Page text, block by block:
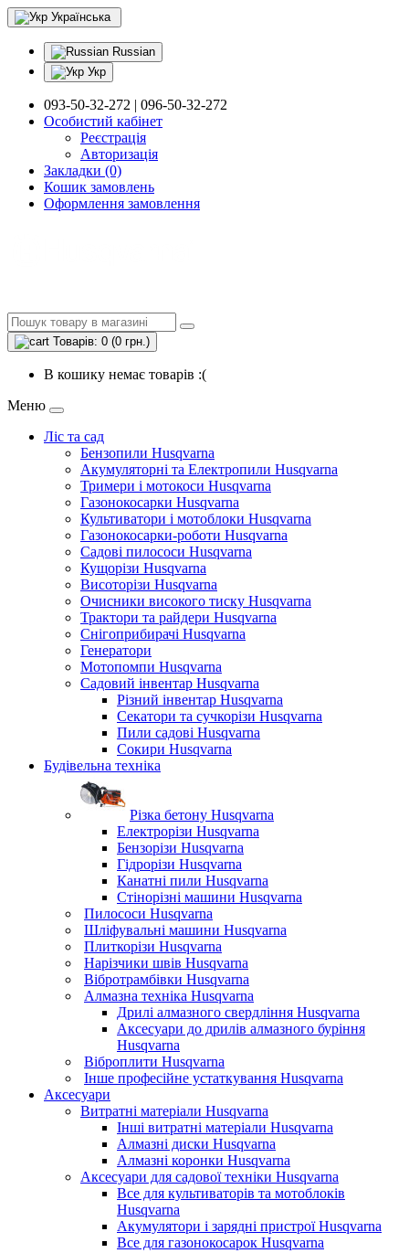
Українська
Russian
Укр
093-50-32-272 | 096-50-32-272
Особистий кабінет
Реєстрація
Авторизація
Закладки (0)
Кошик замовлень
Оформлення замовлення
Товарів: 0 (0 грн.)
В кошику немає товарів :(
Меню
Ліс та сад
Бензопили Husqvarna
Акумуляторні та Електропили Husqvarna
Тримери і мотокоси Husqvarna
Газонокосарки Husqvarna
Культиватори і мотоблоки Husqvarna
Газонокосарки-роботи Husqvarna
Садові пилососи Husqvarna
Кущорізи Husqvarna
Висоторізи Husqvarna
Очисники високого тиску Husqvarna
Трактори та райдери Husqvarna
Снігоприбирачі Husqvarna
Генератори
Мотопомпи Husqvarna
Садовий інвентар Husqvarna
Різний інвентар Husqvarna
Секатори та сучкорізи Husqvarna
Пили садові Husqvarna
Сокири Husqvarna
Будівельна техніка
Різка бетону Husqvarna
Електрорізи Husqvarna
Бензорізи Husqvarna
Гідрорізи Husqvarna
Канатні пили Husqvarna
Стінорізні машини Husqvarna
Пилососи Husqvarna
Шліфувальні машини Husqvarna
Плиткорізи Husqvarna
Нарізчики швів Husqvarna
Вібротрамбівки Husqvarna
Алмазна техніка Husqvarna
Дрилі алмазного свердління Husqvarna
Аксесуари до дрилів алмазного буріння
Husqvarna
Віброплити Husqvarna
Інше професійне устаткування Husqvarna
Аксесуари
Витратні матеріали Husqvarna
Інші витратні матеріали Husqvarna
Алмазні диски Husqvarna
Алмазні коронки Husqvarna
Аксесуари для садової техніки Husqvarna
Все для культиваторів та мотоблоків
Husqvarna
Акумулятори і зарядні пристрої Husqvarna
Все для газонокосарок Husqvarna